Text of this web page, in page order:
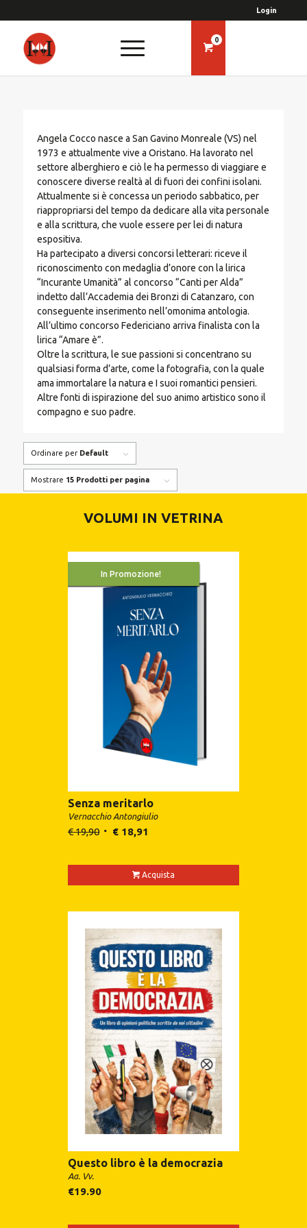
Login
0
Angela Cocco nasce a San Gavino Monreale (VS) nel
1973 e attualmente vive a Oristano. Ha lavorato nel
settore alberghiero e ciò le ha permesso di viaggiare e
conoscere diverse realtà al di fuori dei confini isolani.
Attualmente si è concessa un periodo sabbatico, per
riappropriarsi del tempo da dedicare alla vita personale
e alla scrittura, che vuole essere per lei di natura
espositiva.
Ha partecipato a diversi concorsi letterari: riceve il
riconoscimento con medaglia d’onore con la lirica
“Incurante Umanità” al concorso “Canti per Alda”
indetto dall’Accademia dei Bronzi di Catanzaro, con
conseguente inserimento nell’omonima antologia.
All’ultimo concorso Federiciano arriva finalista con la
lirica “Amare è”.
Oltre la scrittura, le sue passioni si concentrano su
qualsiasi forma d’arte, come la fotografia, con la quale
ama immortalare la natura e I suoi romantici pensieri.
Altre fonti di ispirazione del suo animo artistico sono il
compagno e suo padre.
Ordinare per Default
Mostrare 15 Prodotti per pagina
VOLUMI IN VETRINA
In Promozione!
Senza meritarlo
Vernacchio Antongiulio
€19,90 €18,91
Acquista
Questo libro è la democrazia
Aa. Vv.
€19.90